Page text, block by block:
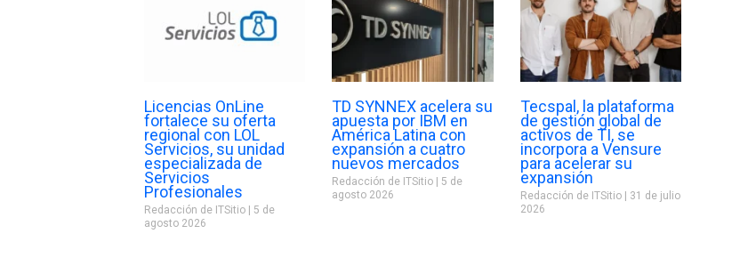
Licencias OnLine
fortalece su oferta
regional con LOL
Servicios, su unidad
especializada de
Servicios
Profesionales
Redacción de ITSitio
5 de
agosto 2026
TD SYNNEX acelera su
apuesta por IBM en
América Latina con
expansión a cuatro
nuevos mercados
Redacción de ITSitio
5 de
agosto 2026
Tecspal, la plataforma
de gestión global de
activos de TI, se
incorpora a Vensure
para acelerar su
expansión
Redacción de ITSitio
31 de julio
2026